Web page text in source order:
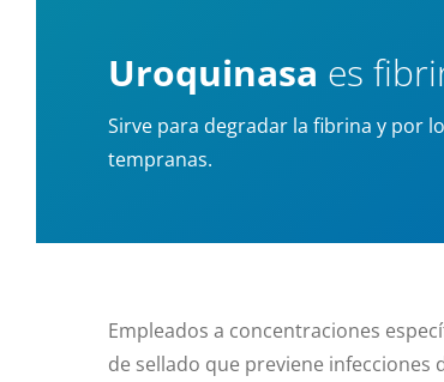
Uroquinasa es
Sirve para degradar la fibrina y por
tempranas.
Empleados a concentraciones
de sellado que previene infecciones